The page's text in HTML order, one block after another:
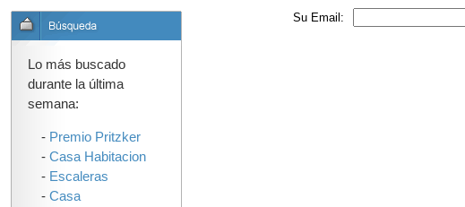
Su Email:
Lo más buscado
durante la última
semana:
- Premio Pritzker
- Casa Habitacion
- Escaleras
- Casa